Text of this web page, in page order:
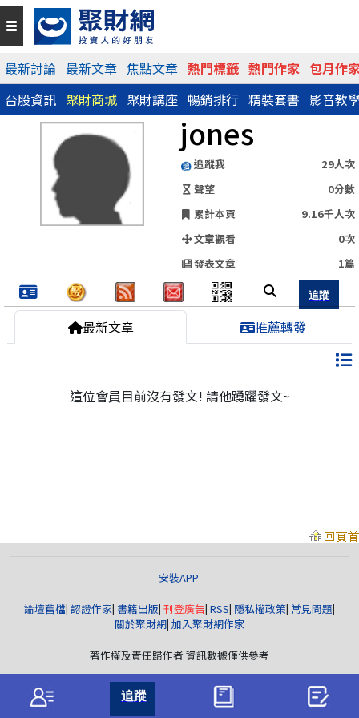
最新討論 最新文章 焦點文章 熱門標籤 熱門作家 包月作
台股資訊 聚財商城 聚財講座 暢銷排行 精裝套書 影音教
jones
追蹤我
29人次
聲望
0分數
累計本頁
9.16千人次
文章觀看
0次
發表文章
1篇
QR Code
https://www.wearn.com/blog.asp?id=52970
分享網址
最新文章 推薦轉發
這位會員目前沒有發文! 請他踴躍發文~
安裝APP
論壇舊檔| 認證作家| 書籍出版| 刊登廣告| RSS| 隱私權政策| 常見問題|
關於聚財網| 加入聚財網作家
著作權及責任歸作者 資訊數據僅供參考
版權所有© wearn.com All Rights Reserved.